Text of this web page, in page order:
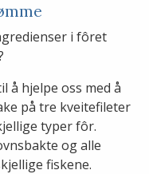
i fôret
å hjelpe oss med å
på tre kveitefileter
typer fôr.
og alle
fiskene.